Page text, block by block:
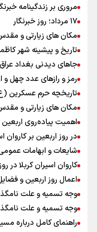
خوشرنگ‌ترین مدال‌ها به
مروری بر زندگینامه
۱۷ مرداد؛ روز خبرنگار
مکان های زیارتی و
تاریخ و پیشینه شهر
جاهای دیدنی بغداد عراق
رمز و رازهای عدد چهل و
تاریخچه حرم عسکرین
مکان های زیارتی و
اهمیت پیاده‌روی اربعین
در روز اربعین بر
شایعات و ابهامات عمومی
کاروان اسیران کربلا
اعمال روز اربعین و
وجه تسمیه و علت
وجه تسمیه و علت
راهنمای کامل درباره